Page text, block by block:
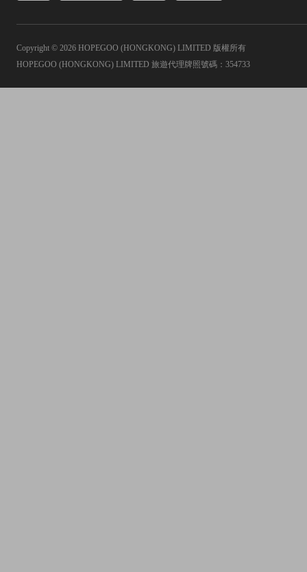
Copyright © 2026 HOPEGOO (HONGKONG) LIMITED 版權所有
HOPEGOO (HONGKONG) LIMITED 旅遊代理牌照號碼：354733